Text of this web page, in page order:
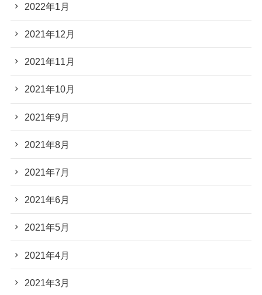
2022年1月
2021年12月
2021年11月
2021年10月
2021年9月
2021年8月
2021年7月
2021年6月
2021年5月
2021年4月
2021年3月